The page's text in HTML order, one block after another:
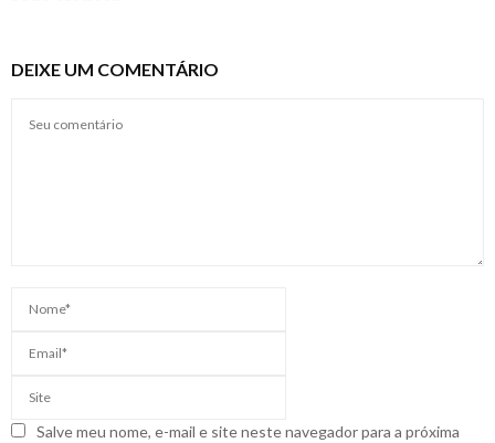
DEIXE UM COMENTÁRIO
Salve meu nome, e-mail e site neste navegador para a próxima